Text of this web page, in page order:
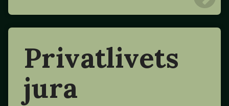
Privatlivets
jura